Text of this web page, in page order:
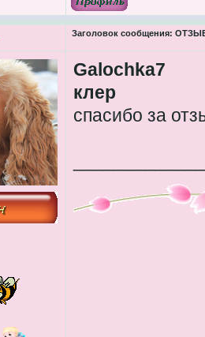
Заголовок сообщения:
Galochka7
клер
спасибо за